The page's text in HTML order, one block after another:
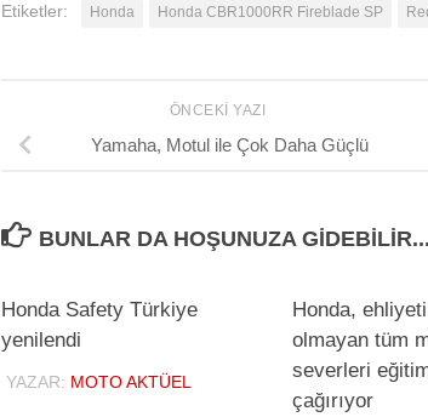
Etiketler: Honda Honda CBR1000RR Fireblade SP
ÖNCEKI YAZI
Yamaha, Motul ile Çok Daha Güçlü
BUNLAR DA HOŞUNUZA GIDEBILIR...
Honda Safety Türkiye
yenilendi
YAZAR: MOTO AKTÜEL
Honda,
olmayan tüm
severleri
çağırıyor